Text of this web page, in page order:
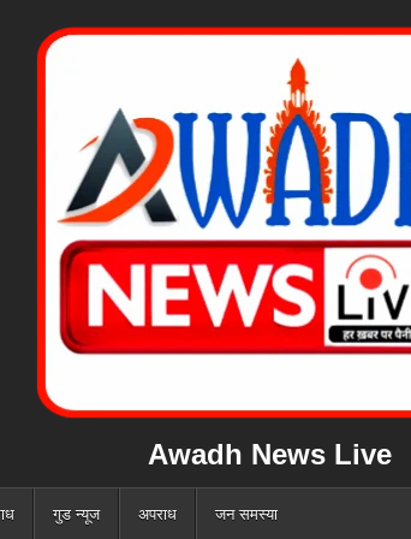
Awadh News Live
गुड न्यूज अपराध जन समस्या